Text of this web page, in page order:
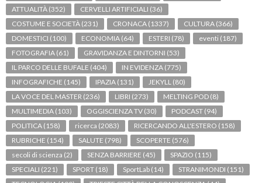
ATTUALITÀ (352) CERVELLI ARTIFICIALI (36)
COSTUME E SOCIETÀ (231) CRONACA (1337) CULTURA (366)
DOMESTICI (100) ECONOMIA (64) ESTERI (78) eventi (187)
FOTOGRAFIA (61) GRAVIDANZA E DINTORNI (53)
IL PARCO DELLE BUFALE (404) IN EVIDENZA (775)
INFOGRAFICHE (145) IPAZIA (131) JEKYLL (80)
LA VOCE DEL MASTER (236) LIBRI (273) MELTING POD (8)
MULTIMEDIA (103) OGGISCIENZA TV (30) PODCAST (94)
POLITICA (158) ricerca (2083) RICERCANDO ALL'ESTERO (158)
RUBRICHE (154) SALUTE (798) SCOPERTE (576)
secoli di scienza (2) SENZA BARRIERE (45) SPAZIO (115)
SPECIALI (221) SPORT (18) SportLab (14) STRANIMONDI (151)